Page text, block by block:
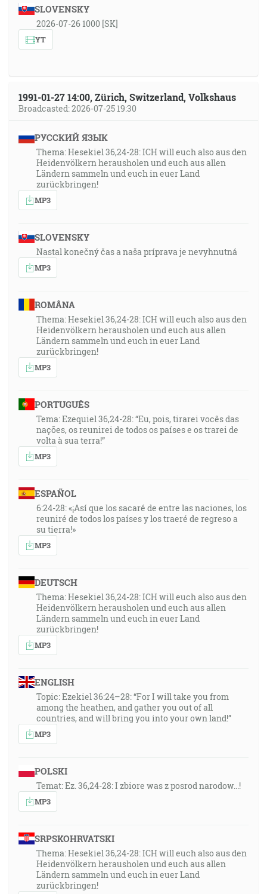
SLOVENSKY
2026-07-26 1000 [SK]
YT
1991-01-27 14:00, Zürich, Switzerland, Volkshaus
Broadcasted: 2026-07-25 19:30
РУССКИЙ ЯЗЫК
Thema: Hesekiel 36,24-28: ICH will euch also aus den
Heidenvölkern herausholen und euch aus allen
Ländern sammeln und euch in euer Land
zurückbringen!
MP3
SLOVENSKY
Nastal konečný čas a naša príprava je nevyhnutná
MP3
ROMÂNA
Thema: Hesekiel 36,24-28: ICH will euch also aus den
Heidenvölkern herausholen und euch aus allen
Ländern sammeln und euch in euer Land
zurückbringen!
MP3
PORTUGUÊS
Tema: Ezequiel 36,24-28: “Eu, pois, tirarei vocês das
nações, os reunirei de todos os países e os trarei de
volta à sua terra!”
MP3
ESPAÑOL
6:24-28: «¡Así que los sacaré de entre las naciones, los
reuniré de todos los países y los traeré de regreso a
su tierra!»
MP3
DEUTSCH
Thema: Hesekiel 36,24-28: ICH will euch also aus den
Heidenvölkern herausholen und euch aus allen
Ländern sammeln und euch in euer Land
zurückbringen!
MP3
ENGLISH
Topic: Ezekiel 36:24–28: “For I will take you from
among the heathen, and gather you out of all
countries, and will bring you into your own land!”
MP3
POLSKI
Temat: Ez. 36,24-28: I zbiore was z posrod narodow...!
MP3
SRPSKOHRVATSKI
Thema: Hesekiel 36,24-28: ICH will euch also aus den
Heidenvölkern herausholen und euch aus allen
Ländern sammeln und euch in euer Land
zurückbringen!